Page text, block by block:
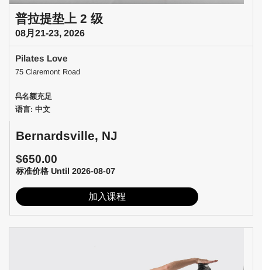
普拉提垫上 2 级
08月21-23, 2026
Pilates Love
75 Claremont Road
名额充足
语言: 中文
Bernardsville, NJ
$650.00
标准价格 Until 2026-08-07
加入课程